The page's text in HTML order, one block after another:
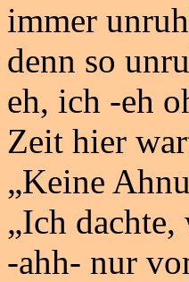
immer
denn so
eh, ich -eh
Zeit hier
„Keine
„Ich
-ahh- nur